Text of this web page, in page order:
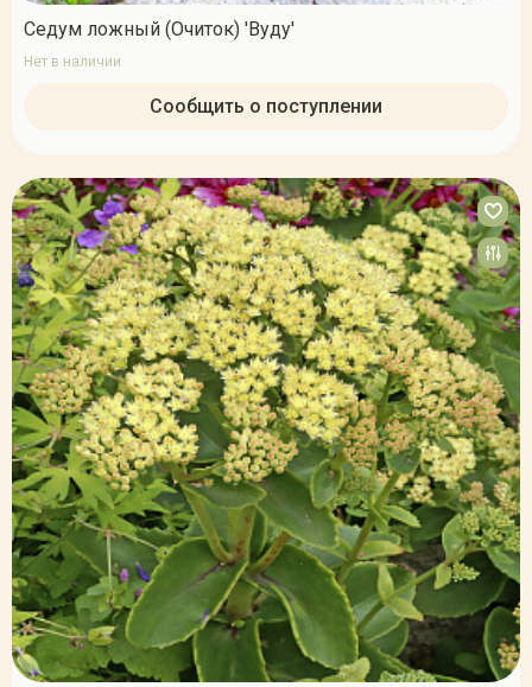
Седум ложный (Очиток) 'Вуду'
Нет в наличии
Сообщить о поступлении